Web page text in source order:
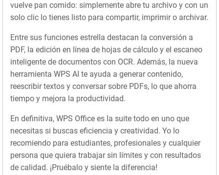
vuelve pan comido: simplemente abre tu archivo y con un
solo clic lo tienes listo para compartir, imprimir o archivar.
Entre sus funciones estrella destacan la conversión a
PDF, la edición en línea de hojas de cálculo y el escaneo
inteligente de documentos con OCR. Además, la nueva
herramienta WPS AI te ayuda a generar contenido,
reescribir textos y conversar sobre PDFs, lo que ahorra
tiempo y mejora la productividad.
En definitiva, WPS Office es la suite todo en uno que
necesitas si buscas eficiencia y creatividad. Yo lo
recomiendo para estudiantes, profesionales y cualquier
persona que quiera trabajar sin límites y con resultados
de calidad. ¡Pruébalo y siente la diferencia!